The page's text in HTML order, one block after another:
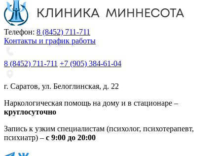
Телефон: 8 (8452) 711-711
Контакты и график работы
8 (8452) 711-711 +7 (905) 384-61-04
г. Саратов, ул. Белоглинская, д. 22
Наркологическая помощь на дому и в стационаре –
круглосуточно
Запись к узким специалистам (психолог, психотерапевт,
психиатр) – с 9:00 до 20:00